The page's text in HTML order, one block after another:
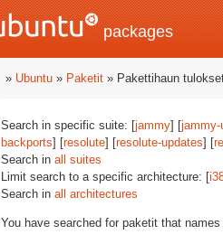
packages
» Ubuntu » Paketit » Pakettihaun
Search in specific suite: [jammy] [jammy-
backports] [resolute] [resolute-updates] [
Search in all suites
Limit search to a specific architecture: [
Search in all architectures
You have searched for paketit that